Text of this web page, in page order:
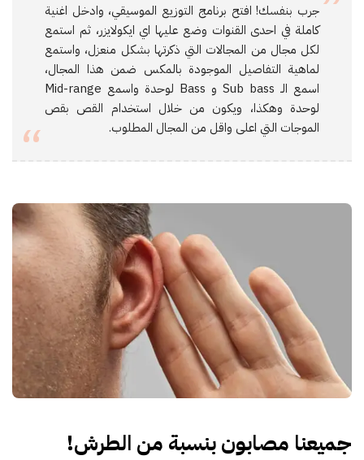
جرب بنفسك! افتح برنامج التوزيع الموسيقي، وادخل اغنية
كاملة في احدى القنوات وضع عليها اي ايكولايزر، ثم استمع
لكل مجال من المجالات التي ذكرتها بشكل منعزل، واستمع
لماهية التفاصيل الموجودة بالمكس ضمن هذا المجال،
اسمع الـ Sub bass و Bass لوحدة واسمع Mid-range
لوحدة وهكذا، ويكون من خلال استخدام القص بقص
الموجات التي اعلى واقل من المجال المطلوب.
جميعنا مصابون بنسبة من الطرش!